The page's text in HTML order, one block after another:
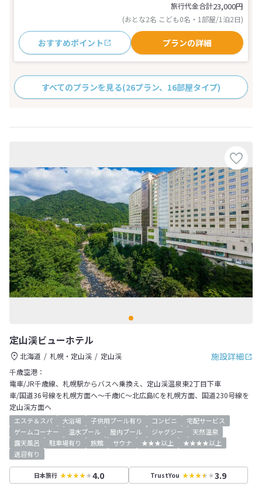
旅行代金合計23,000円
(おとな2名 こども0名・1部屋/1泊2日)
おすすめポイント プランの詳細
すべてのプランを見る(26プラン、16部屋タイプ)
定山渓ビューホテル
施設詳細
北海道 札幌・定山渓
定山渓
千歳空港：
電車/JR千歳線、札幌駅からバスへ乗換え、定山渓温泉東2丁目下車
車/国道36号線を札幌方面へ～千歳IC～北広島ICを札幌方面、国道230号線を
定山渓方面へ
エステ＆スパ 大浴場 子供用プール有り コンビニ
宅配サービス
ゲームコーナー
温水プール 屋内プール ジャグジー
天然温泉
露天風呂
駐車場有り 旅館 サウナ ★★★以上
★★★★以上
送迎有り
日本旅行 4.0 TrustYou 3.9